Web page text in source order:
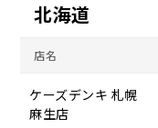
北海道
店名
ケーズデンキ 札幌
麻生店